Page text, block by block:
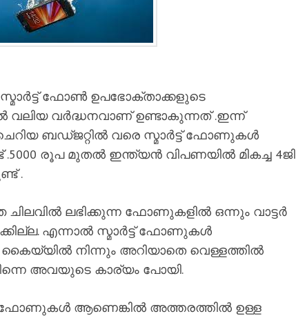
ഫോൺ ഉപഭോക്താക്കളുടെ
വലിയ വർദ്ധനവാണ് ഉണ്ടാകുന്നത് .ഇന്ന്
ബഡ്ജറ്റിൽ വരെ സ്മാർട്ട് ഫോണുകൾ
.5000 രൂപ മുതൽ ഇന്ത്യൻ വിപണയിൽ മികച്ച 4ജി
.
ലഭിക്കുന്ന ഫോണുകളിൽ ഒന്നും വാട്ടർ
എന്നാൽ സ്മാർട്ട് ഫോണുകൾ
നിന്നും അറിയാതെ വെള്ളത്തിൽ
അവയുടെ കാര്യം പോയി.
ഫോണുകൾ ആണെങ്കിൽ അത്തരത്തിൽ ഉള്ള